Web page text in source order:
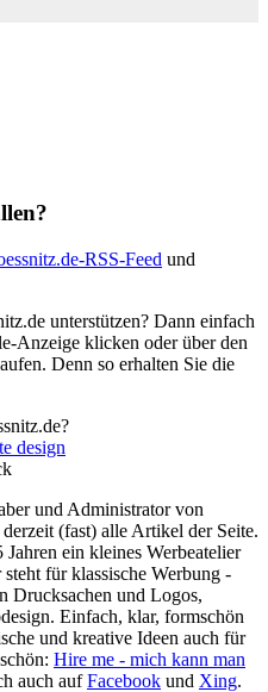
RSS-Feed und
unterstützen? Dann einfach
Anzeige klicken oder über den
Denn so erhalten Sie die
und Administrator von
(fast) alle Artikel der Seite.
ein kleines Werbeatelier
für klassische Werbung -
Drucksachen und Logos,
Einfach, klar, formschön
und kreative Ideen auch für
Hire me - mich kann man
auch aufFacebook und Xing.